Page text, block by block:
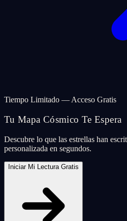
Tiempo Limitado — Acceso Gratis
Tu Mapa Cósmico Te Espera
Descubre lo que las estrellas han
personalizada en segundos.
Iniciar Mi Lectura Gratis